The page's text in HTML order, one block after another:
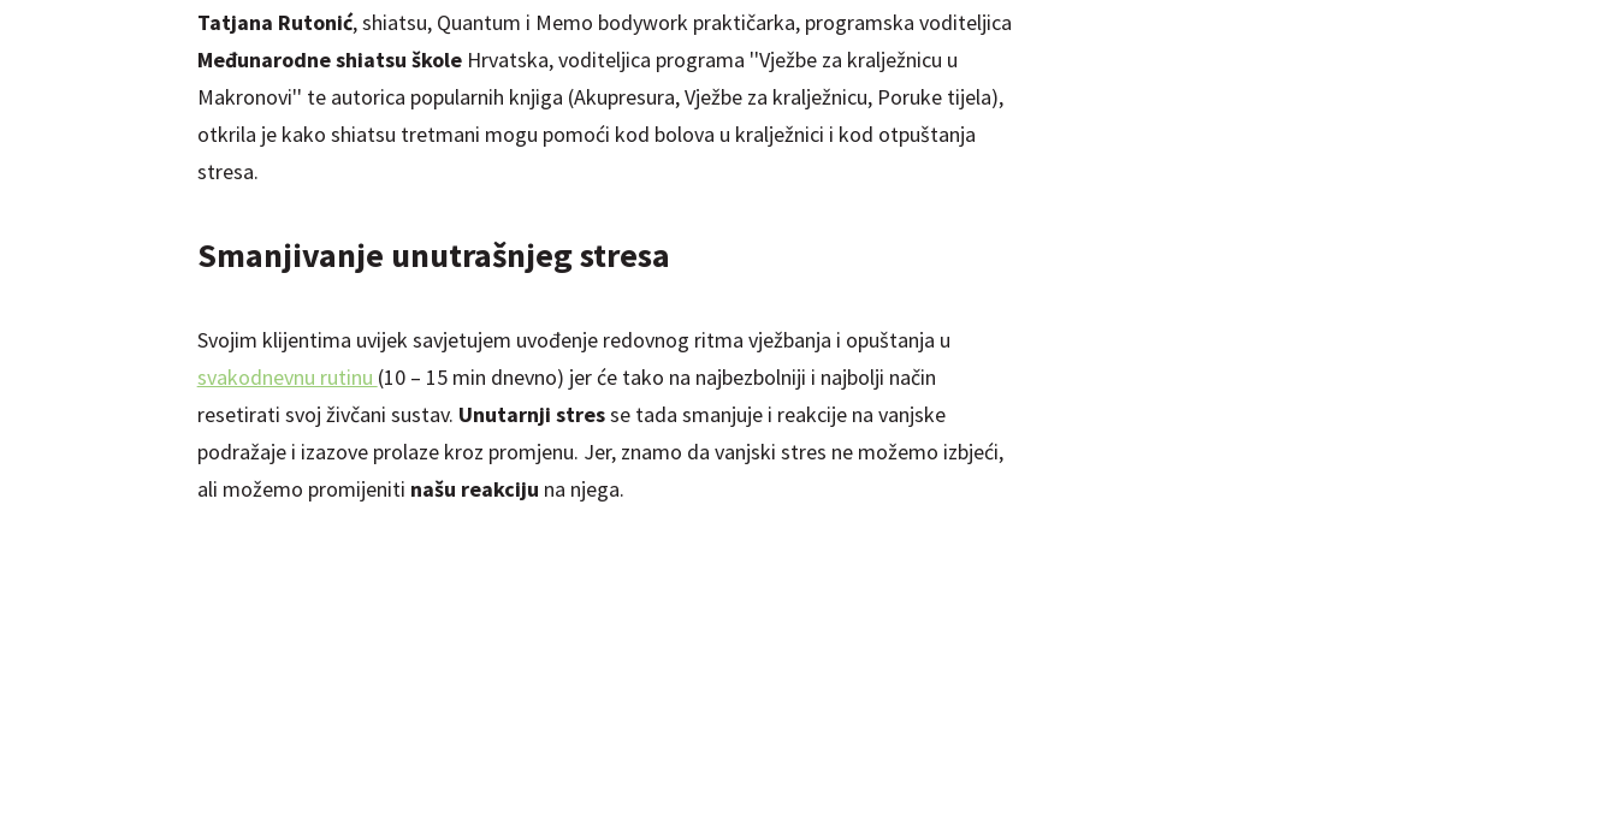
Tatjana Rutonić, shiatsu, Quantum i Memo bodywork praktičarka, programska voditeljica
Međunarodne shiatsu škole Hrvatska, voditeljica programa ''Vježbe za kralježnicu u
Makronovi'' te autorica popularnih knjiga (Akupresura, Vježbe za kralježnicu, Poruke tijela),
otkrila je kako shiatsu tretmani mogu pomoći kod bolova u kralježnici i kod otpuštanja
stresa.
Smanjivanje unutrašnjeg stresa
Svojim klijentima uvijek savjetujem uvođenje redovnog ritma vježbanja i opuštanja u
svakodnevnu rutinu (10 – 15 min dnevno) jer će tako na najbezbolniji i najbolji način
resetirati svoj živčani sustav. Unutarnji stresse tada smanjuje i reakcije na vanjske
podražaje i izazove prolaze kroz promjenu. Jer, znamo da vanjski stres ne možemo izbjeći,
ali možemo promijeniti našu reakciju na njega.